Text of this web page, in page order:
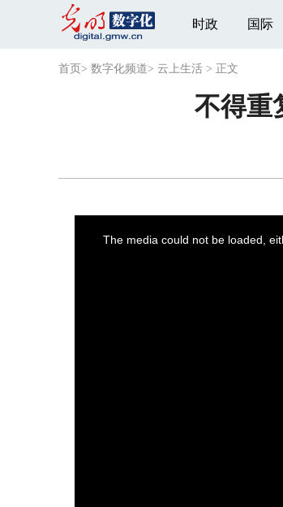
时政 国际
首页 > 数字化频道> 云上生活 > 正文
不得重
The media could not be loaded,